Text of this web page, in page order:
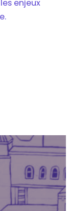
enjeux